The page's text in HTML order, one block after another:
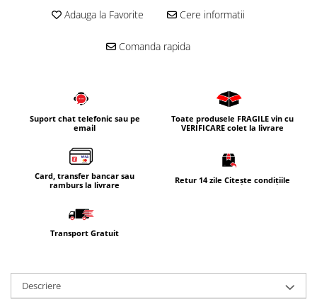
Oglinzi cu iluminare
Dulapuri de baie
Rafturi incastrate
Accesorii pentru mobila
Baterii lavoar
Baterii dus
Baterii bideu si dus igienic
Cazi baie
Adauga la Favorite Cere informatii
Comanda rapida
Suport chat telefonic sau pe
email
Toate produsele FRAGILE vin cu
VERIFICARE colet la livrare
Card, transfer bancar sau
ramburs la livrare
Retur 14 zile Citește condițiile
Transport Gratuit
Descriere